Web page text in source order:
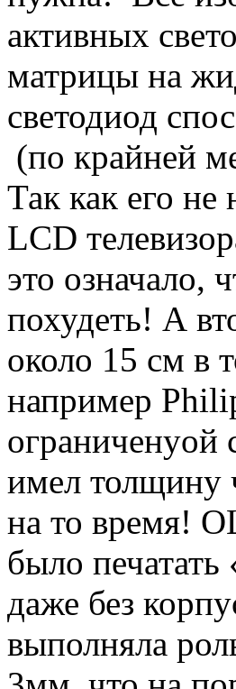
активных
матрицы на
светодиод
(по крайней
Так как его
LCD
это означало,
похудеть! А
около 15 см в
например
ограниченyой
имел толщину
на то время!
было печатать
даже без
выполняла